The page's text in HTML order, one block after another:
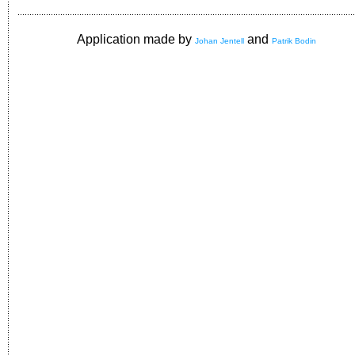
Application made by Johan Jentell and Patrik Bodin